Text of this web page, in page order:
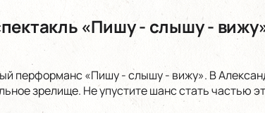
«Пишу - слышу -
перформанс «Пишу - слышу - вижу». В
зрелище. Не упустите шанс стать частью